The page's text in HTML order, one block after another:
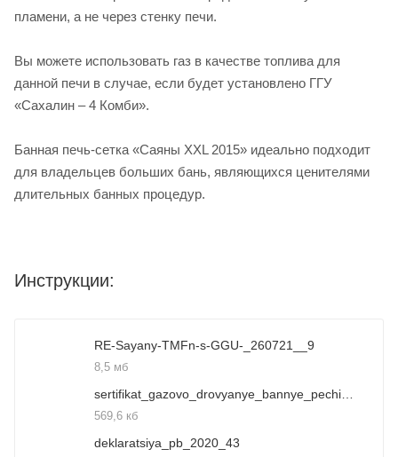
пламени, а не через стенку печи.
Вы можете использовать газ в качестве топлива для
данной печи в случае, если будет установлено ГГУ
«Сахалин – 4 Комби».
Банная печь-сетка «Саяны XXL 2015» идеально подходит
для владельцев больших бань, являющихся ценителями
длительных банных процедур.
Инструкции:
RE-Sayany-TMFn-s-GGU-_260721__9
8,5 мб
sertifikat_gazovo_drovyanye_bannye_pechi_38
569,6 кб
deklaratsiya_pb_2020_43